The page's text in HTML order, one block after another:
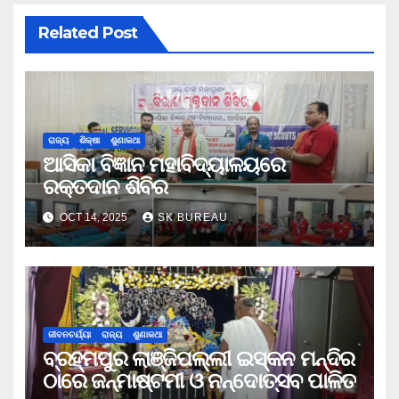
Related Post
ରାଜ୍ୟ ଶିକ୍ଷା ଶୁଣାକଥା
ଆସିକା ବିଜ୍ଞାନ ମହାବିଦ୍ୟାଳୟରେ
ରକ୍ତଦାନ ଶିବିର
OCT 14, 2025 SK BUREAU
ଜୀବନଚର୍ଯ୍ୟା ରାଜ୍ୟ ଶୁଣାକଥା
ବ୍ରହ୍ମପୁର ଲାଞ୍ଜିପଲ୍ଲୀ ଇସ୍କନ ମନ୍ଦିର
ଠାରେ ଜନ୍ମାଷ୍ଟମୀ ଓ ନନ୍ଦୋତ୍ସବ ପାଳିତ